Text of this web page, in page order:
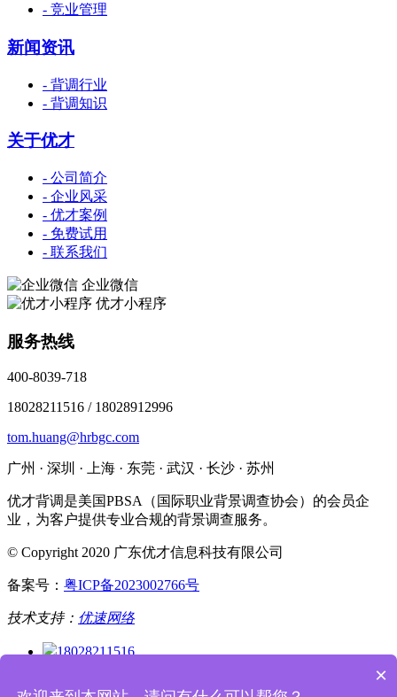
- 竞业管理
新闻资讯
- 背调行业
- 背调知识
关于优才
- 公司简介
- 企业风采
- 优才案例
- 免费试用
- 联系我们
企业微信
优才小程序
服务热线
400-8039-718
18028211516 / 18028912996
tom.huang@hrbgc.com
广州 · 深圳 · 上海 · 东莞 · 武汉 · 长沙 · 苏州
优才背调是美国PBSA（国际职业背景调查协会）的会员企
业，为客户提供专业合规的背景调查服务。
© Copyright 2020 广东优才信息科技有限公司
备案号： 粤ICP备2023002766号
技术支持： 优速网络
18028211516
企业微信
×